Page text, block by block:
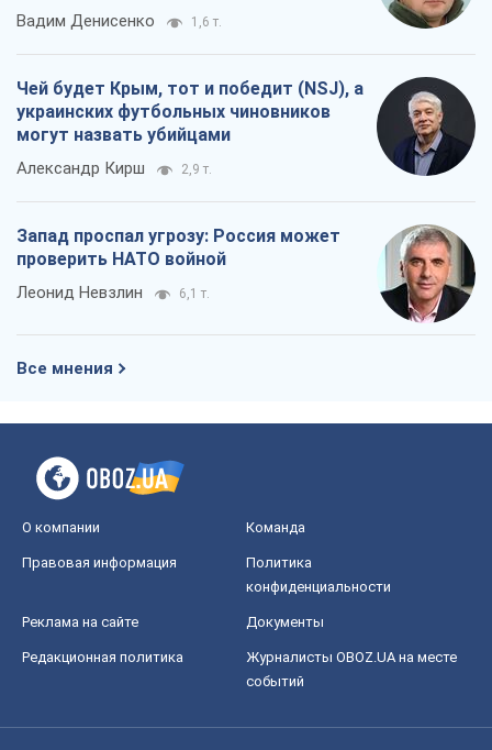
Вадим Денисенко 1,6 т.
Чей будет Крым, тот и победит (NSJ), а
украинских футбольных чиновников
могут назвать убийцами
Александр Кирш 2,9 т.
Запад проспал угрозу: Россия может
проверить НАТО войной
Леонид Невзлин 6,1 т.
Все мнения
О компании Команда
Правовая информация
Политика
конфиденциальности
Реклама на сайте Документы
Редакционная политика
Журналисты OBOZ.UA на месте
событий